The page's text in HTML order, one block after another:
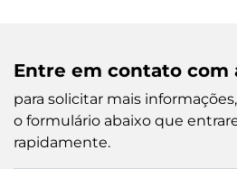
Entre em contato com
para solicitar mais
o formulário abaixo que
rapidamente.